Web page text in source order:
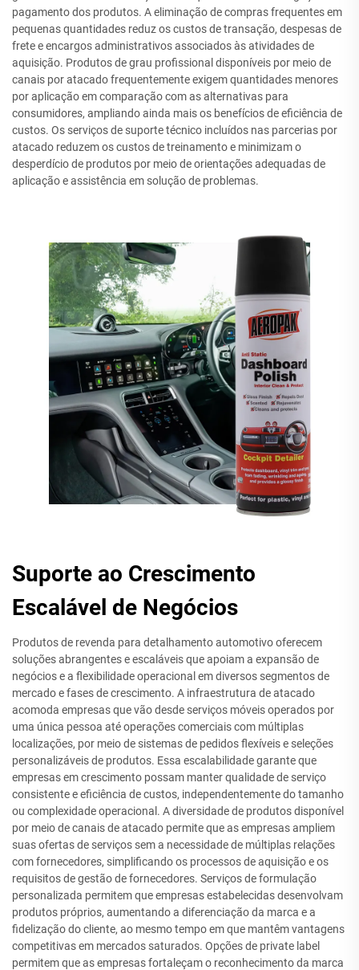
pagamento dos produtos. A eliminação de compras frequentes em
pequenas quantidades reduz os custos de transação, despesas de
frete e encargos administrativos associados às atividades de
aquisição. Produtos de grau profissional disponíveis por meio de
canais por atacado frequentemente exigem quantidades menores
por aplicação em comparação com as alternativas para
consumidores, ampliando ainda mais os benefícios de eficiência de
custos. Os serviços de suporte técnico incluídos nas parcerias por
atacado reduzem os custos de treinamento e minimizam o
desperdício de produtos por meio de orientações adequadas de
aplicação e assistência em solução de problemas.
Suporte ao Crescimento
Escalável de Negócios
Produtos de revenda para detalhamento automotivo oferecem
soluções abrangentes e escaláveis que apoiam a expansão de
negócios e a flexibilidade operacional em diversos segmentos de
mercado e fases de crescimento. A infraestrutura de atacado
acomoda empresas que vão desde serviços móveis operados por
uma única pessoa até operações comerciais com múltiplas
localizações, por meio de sistemas de pedidos flexíveis e seleções
personalizáveis de produtos. Essa escalabilidade garante que
empresas em crescimento possam manter qualidade de serviço
consistente e eficiência de custos, independentemente do tamanho
ou complexidade operacional. A diversidade de produtos disponível
por meio de canais de atacado permite que as empresas ampliem
suas ofertas de serviços sem a necessidade de múltiplas relações
com fornecedores, simplificando os processos de aquisição e os
requisitos de gestão de fornecedores. Serviços de formulação
personalizada permitem que empresas estabelecidas desenvolvam
produtos próprios, aumentando a diferenciação da marca e a
fidelização do cliente, ao mesmo tempo em que mantêm vantagens
competitivas em mercados saturados. Opções de private label
permitem que as empresas fortaleçam o reconhecimento da marca